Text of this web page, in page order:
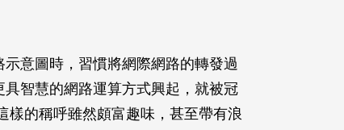
意圖時，習慣將網際網路的轉發過
智慧的網路運算方式興起，就被冠
樣的稱呼雖然頗富趣味，甚至帶有浪